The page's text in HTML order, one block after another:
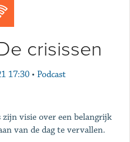
crisissen
17:30 • Podcast
zijn visie over een belangrijk
van de dag te vervallen.